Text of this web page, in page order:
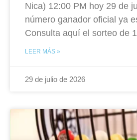
Nica) 12:00 PM hoy 29 de
número ganador oficial ya
Consulta aquí el sorteo de
LEER MÁS »
29 de julio de 2026